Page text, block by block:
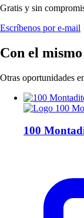
Gratis y sin
Escríbenos por e-mail
Con el
Otras oportunidades
100